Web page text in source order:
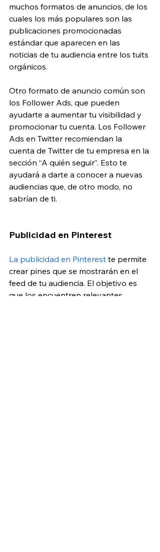
muchos formatos de anuncios, de los
cuales los más populares son las
publicaciones promocionadas
estándar que aparecen en las
noticias de tu audiencia entre los tuits
orgánicos.
Otro formato de anuncio común son
los Follower Ads, que pueden
ayudarte a aumentar tu visibilidad y
promocionar tu cuenta. Los Follower
Ads en Twitter recomiendan la
cuenta de Twitter de tu empresa en la
sección “A quién seguir”. Esto te
ayudará a darte a conocer a nuevas
audiencias que, de otro modo, no
sabrían de ti.
Publicidad en Pinterest
La publicidad en Pinterest te permite
crear pines que se mostrarán en el
feed de tu audiencia. El objetivo es
que los encuentren relevantes,